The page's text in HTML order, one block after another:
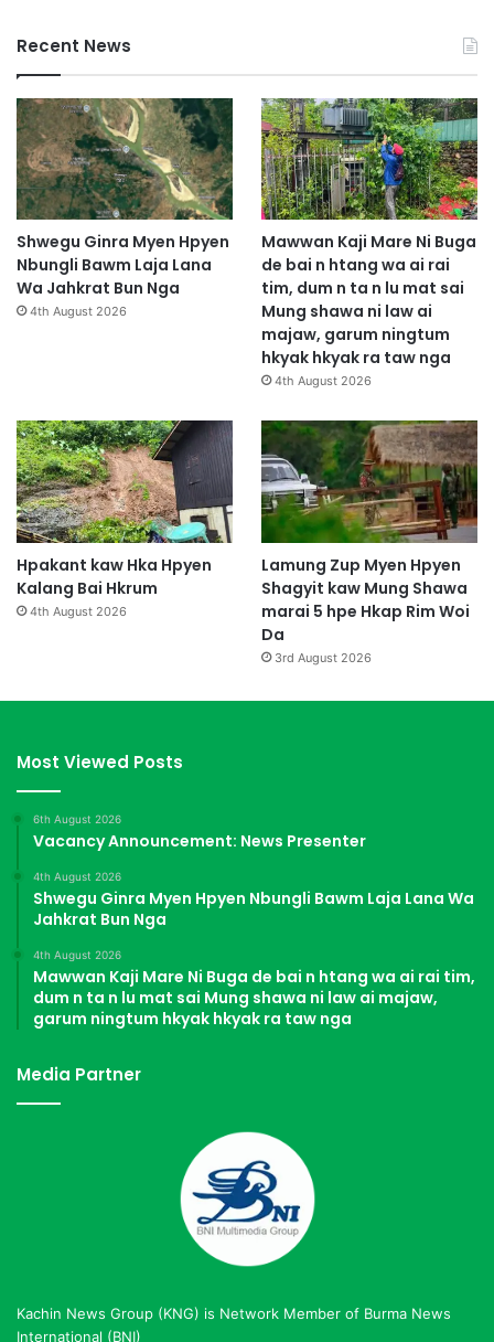
Recent News
Shwegu Ginra Myen Hpyen
Nbungli Bawm Laja Lana
Wa Jahkrat Bun Nga
4th August 2026
Mawwan Kaji Mare Ni Buga
de bai n htang wa ai rai
tim, dum n ta n lu mat sai
Mung shawa ni law ai
majaw, garum ningtum
hkyak hkyak ra taw nga
4th August 2026
Hpakant kaw Hka Hpyen
Kalang Bai Hkrum
4th August 2026
Lamung Zup Myen Hpyen
Shagyit kaw Mung Shawa
marai 5 hpe Hkap Rim Woi
Da
3rd August 2026
Most Viewed Posts
6th August 2026
Vacancy Announcement: News Presenter
4th August 2026
Shwegu Ginra Myen Hpyen Nbungli Bawm Laja Lana Wa
Jahkrat Bun Nga
4th August 2026
Mawwan Kaji Mare Ni Buga de bai n htang wa ai rai tim,
dum n ta n lu mat sai Mung shawa ni law ai majaw,
garum ningtum hkyak hkyak ra taw nga
Media Partner
Kachin News Group (KNG) is Network Member of Burma News
International (BNI)